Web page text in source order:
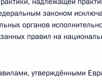
законом
органов
правил на
утверждёнными